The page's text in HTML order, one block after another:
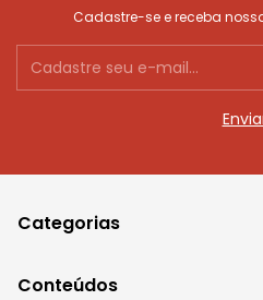
Cadastre-se e receba
Categorias
Conteúdos